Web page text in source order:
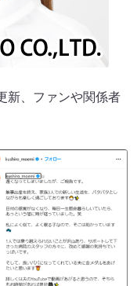
新、ファンや関係者